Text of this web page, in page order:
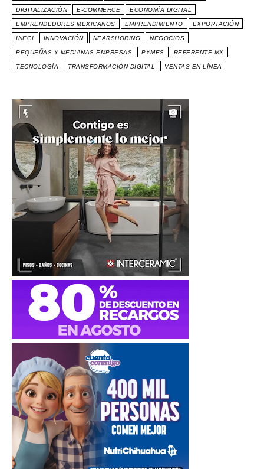
DIGITALIZACIÓN E-COMMERCE ECONOMÍA DIGITAL
EMPRENDEDORES MEXICANOS EMPRENDIMIENTO EXPORTACIÓN
INEGI INNOVACIÓN NEARSHORING NEGOCIOS
PEQUEÑAS Y MEDIANAS EMPRESAS PYMES REFERENTE.MX
TECNOLOGÍA TRANSFORMACIÓN DIGITAL VENTAS EN LÍNEA